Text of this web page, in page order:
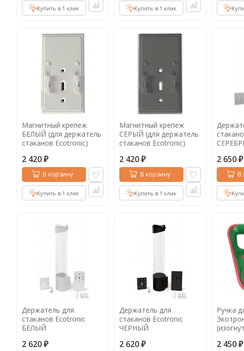
Таблетки кофе (кофе в чалдах)
Купить в 1 клик Купить в 1 клик
Магнитный крепеж
БЕЛЫЙ (для держатель
стаканов Ecotronic)
2 420 ₽
В корзину
Купить в 1 клик
Магнитный крепеж
СЕРЫЙ (для держатель
стаканов Ecotronic)
2 420 ₽
В корзину
Купить в 1 клик
2 650 ₽
В
Держатель для
стаканов Ecotronic
БЕЛЫЙ
2 620 ₽
Держатель для
стаканов Ecotronic
ЧЕРНЫЙ
2 620 ₽
Ручка
2 450 ₽